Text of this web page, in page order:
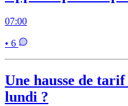
07:00
• 6
Une hausse de
lundi ?